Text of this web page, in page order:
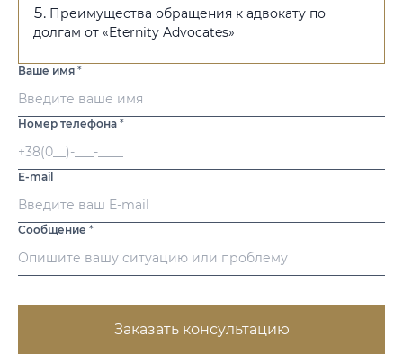
Преимущества обращения к адвокату по
долгам от «Eternity Advocates»
Ваше имя *
Номер телефона *
E-mail
Сообщение *
Заказать консультацию